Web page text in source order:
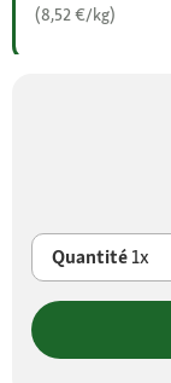
(8,52 €/kg)
Quantité1x